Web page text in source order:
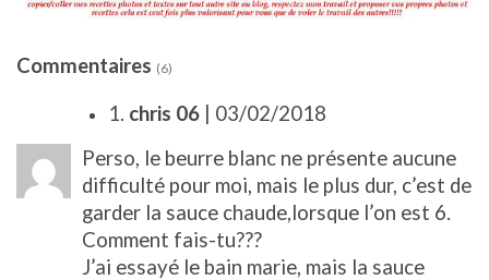
Commentaires (6)
1. chris 06 | 03/02/2018
Perso, le beurre blanc ne présente aucune
difficulté pour moi, mais le plus dur, c’est de
garder la sauce chaude,lorsque l’on est 6.
Comment fais-tu???
J’ai essayé le bain marie, mais la sauce